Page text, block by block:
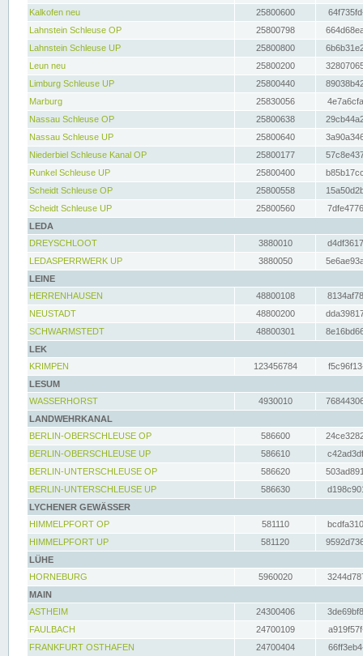
Kalkofen neu
25800600
Lahnstein Schleuse OP
25800798
Lahnstein Schleuse UP
25800800
Leun neu
25800200
Limburg Schleuse UP
25800440
Marburg
25830056
Nassau Schleuse OP
25800638
Nassau Schleuse UP
25800640
Niederbiel Schleuse Kanal OP
25800177
Runkel Schleuse UP
25800400
Scheidt Schleuse OP
25800558
Scheidt Schleuse UP
25800560
LEDA
DREYSCHLOOT
3880010
LEDASPERRWERK UP
3880050
LEINE
HERRENHAUSEN
48800108
NEUSTADT
48800200
SCHWARMSTEDT
48800301
LEK
KRIMPEN
123456784
LESUM
WASSERHORST
4930010
LANDWEHRKANAL
BERLIN-OBERSCHLEUSE OP
586600
BERLIN-OBERSCHLEUSE UP
586610
BERLIN-UNTERSCHLEUSE OP
586620
BERLIN-UNTERSCHLEUSE UP
586630
LYCHENER GEWÄSSER
HIMMELPFORT OP
581110
HIMMELPFORT UP
581120
LÜHE
HORNEBURG
5960020
MAIN
ASTHEIM
24300406
FAULBACH
24700109
FRANKFURT OSTHAFEN
24700404